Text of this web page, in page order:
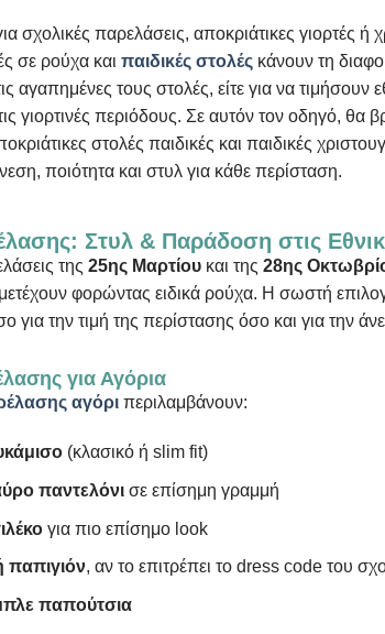
σχολικές παρελάσεις, αποκριάτικες γιορτές ή
σε ρούχα και παιδικές στολές κάνουν τη
αγαπημένες τους στολές, είτε για να τιμήσουν
γιορτινές περιόδους. Σε αυτόν τον οδηγό, θα
στολές παιδικές και παιδικές
ποιότητα και στυλ για κάθε περίσταση.
Στυλ & Παράδοση στις
της 25ης Μαρτίου και της 28ης
φορώντας ειδικά ρούχα. Η σωστή
για την τιμή της περίστασης όσο και για την
για Αγόρια
αγόρι περιλαμβάνουν:
(κλασικό ή slim fit)
παντελόνισε επίσημη γραμμή
για πιο επίσημο look
παπιγιόν, αν το επιτρέπει το dress code του
παπούτσια